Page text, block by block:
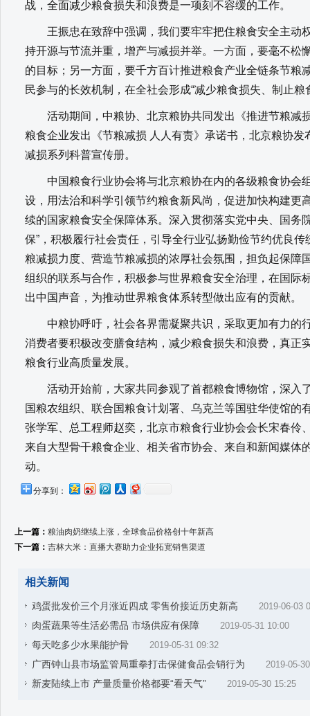
战，全面减少粮食损失和浪费是一项刻不容缓的工作。
王振忠在致辞中强调，我们要牢牢把住粮食安全主动
持开源与节流并重，增产与减损并举。一方面，要毫不松
的目标；另一方面，要千方百计推进粮食产业全链条节粮
民参与的长效机制，在全社会形成“减少粮食损失、制止粮
活动期间，中粮协、北京粮协共同发出《推进节粮减
粮食企业发出《节粮减损 人人有责》承诺书，北京粮协
减损系列科普宣传册。
中国粮食行业协会将与北京粮协在内的各级粮食协会
设，用法治和科学引领节约粮食新风尚，促进加快构建更
续的国家粮食安全保障体系。深入贯彻落实党中央、国务
保”，积极履行社会责任，引导全行业弘扬勤俭节约优良
粮减损力度、营造节粮减损的浓厚社会氛围，担负起保障
组织的联系与合作，积极参与世界粮食安全治理，在国际
出中国声音，为推动世界粮食体系转型做出应有的贡献。
中粮协呼吁，社会各界需凝聚共识，采取更加有力的
消费者要积极改变膳食结构，减少粮食损失和浪费，真正
粮食行业高质量发展。
活动开始前，大家共同参观了首都粮食博物馆，深入
国粮农组织、联合国粮食计划署、乌克兰等国驻华使馆的
张学军、总工程师赵奕，北京市粮食行业协会会长宋春伶
来自大型骨干粮食企业、相关省市协会、来自和新闻媒体
动。
分享到：
上一篇： 粮油肉奶继续上涨，全球食品价格创十年新高
下一篇： 吉林大米：直播大赛助力企业拓宽销售渠道
相关新闻
鸡蛋批发价三个月涨近四成 零售价接近历史新高 2019-06-03
肉蛋蔬果等生活必需品 市场供应有保障 2019-05-31 10:00
每天吃多少水果能护骨 2019-05-31 09:32
广西钟山县市场监管局重拳打击保健食品会销行为 2019-05-
新麦陆续上市 产量质量价格都要“看天气” 2019-05-30 15:25